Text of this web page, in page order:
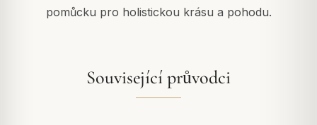
pomůcku pro holistickou krásu a pohodu.
Související průvodci